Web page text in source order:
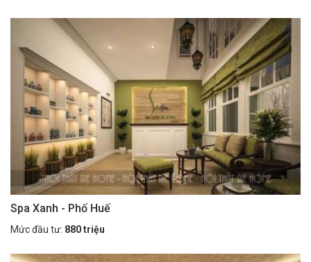
Spa Xanh - Phố Huế
Mức đầu tư: 880 triệu